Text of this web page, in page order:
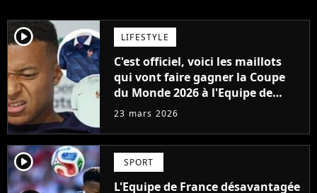
player2 LIFESTYLE
C'est officiel, voici les maillots
qui vont faire gagner la Coupe
du Monde 2026 à l'Equipe de
France de Kylian Mbappé
23 mars 2026
player2 SPORT
L'Equipe de France désavantagée